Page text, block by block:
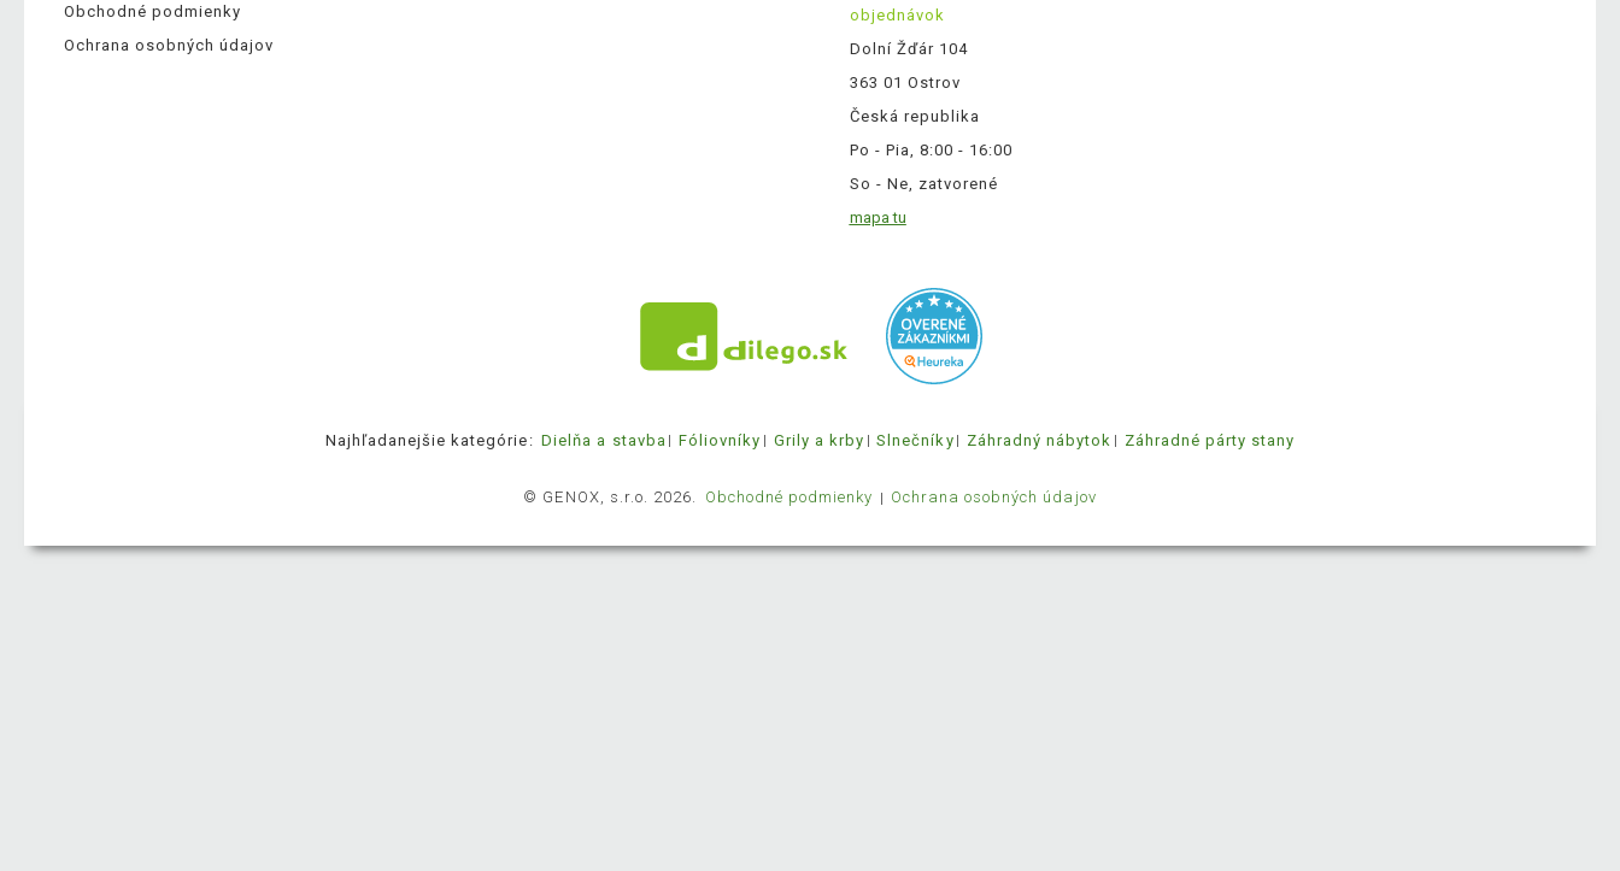
Obchodné podmienky
Ochrana osobných údajov
objednávok
Dolní Žďár 104
363 01 Ostrov
Česká republika
Po - Pia, 8:00 - 16:00
So - Ne, zatvorené
mapa tu
Najhľadanejšie kategórie: Dielňa a stavba Fóliovníky Grily a krby Slnečníky Záhradný nábytok Záhradné párty stany
© GENOX, s.r.o. 2026. Obchodné podmienky Ochrana osobných údajov